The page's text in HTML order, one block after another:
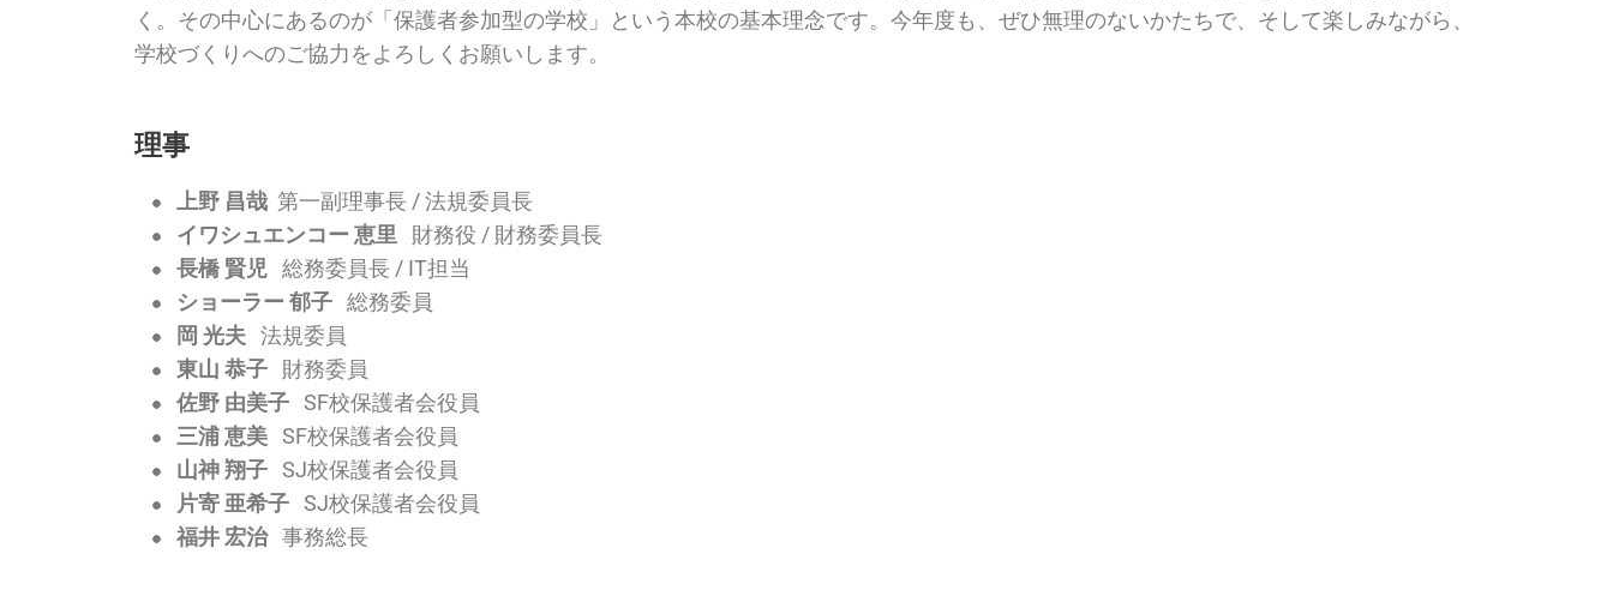
く。その中心にあるのが「保護者参加型の学校」という本校の基本理念です。今年度も、ぜひ無理のないかたちで、そして楽しみながら、
学校づくりへのご協力をよろしくお願いします。
理事
上野 昌哉 第一副理事長 / 法規委員長
イワシュエンコー 恵里 財務役 / 財務委員長
長橋 賢児 総務委員長 / IT担当
ショーラー 郁子 総務委員
岡 光夫 法規委員
東山 恭子 財務委員
佐野 由美子 SF校保護者会役員
三浦 恵美 SF校保護者会役員
山神 翔子 SJ校保護者会役員
片寄 亜希子 SJ校保護者会役員
福井 宏治事務総長